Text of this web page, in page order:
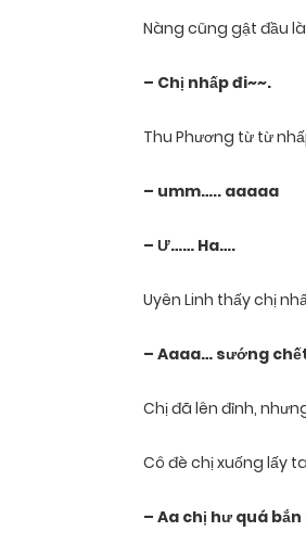
Nàng cũng gật đầu
– Chị nhấp đi~~.
Thu Phương từ từ
– umm….. aaaaa
– Ư…… Ha….
Uyên Linh thấy chị
– Aaaa… sướng
Chị đã lên đỉnh,
Cô đè chị xuống lấy
– Aa chị hư quá